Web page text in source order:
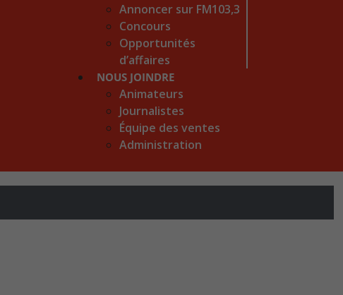
Annoncer sur FM103,3
Concours
Opportunités
d’affaires
NOUS JOINDRE
Animateurs
Journalistes
Équipe des ventes
Administration